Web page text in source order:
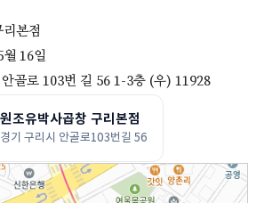
본점
16일
골로 103번 길 56 1-3층 (우) 11928
원조유박사곱창 구리본점
경기 구리시 안골로103번길 56